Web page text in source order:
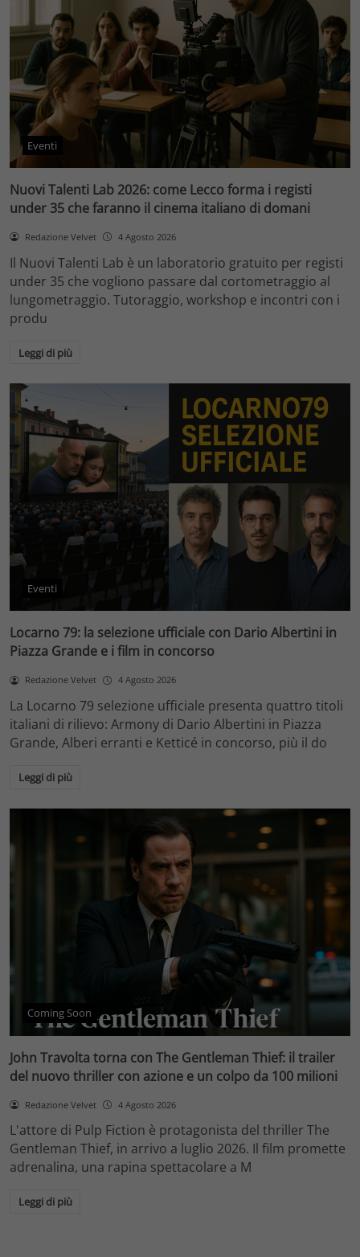
Eventi
Nuovi Talenti Lab 2026: come Lecco forma i registi
under 35 che faranno il cinema italiano di domani
Redazione Velvet 4 Agosto 2026
Il Nuovi Talenti Lab è un laboratorio gratuito per registi
under 35 che vogliono passare dal cortometraggio al
lungometraggio. Tutoraggio, workshop e incontri con i
produ
Leggi di più
Eventi
Locarno 79: la selezione ufficiale con Dario Albertini in
Piazza Grande e i film in concorso
Redazione Velvet 4 Agosto 2026
La Locarno 79 selezione ufficiale presenta quattro titoli
italiani di rilievo: Armony di Dario Albertini in Piazza
Grande, Alberi erranti e Ketticé in concorso, più il do
Leggi di più
Coming Soon
John Travolta torna con The Gentleman Thief: il trailer
del nuovo thriller con azione e un colpo da 100 milioni
Redazione Velvet 4 Agosto 2026
L'attore di Pulp Fiction è protagonista del thriller The
Gentleman Thief, in arrivo a luglio 2026. Il film promette
adrenalina, una rapina spettacolare a M
Leggi di più